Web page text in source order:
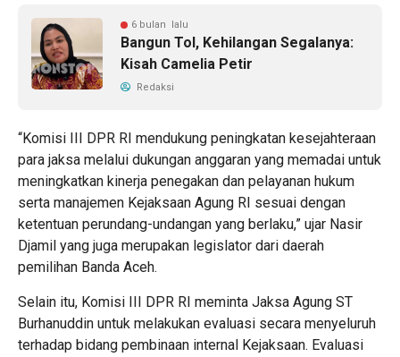
6 bulan lalu
Bangun Tol, Kehilangan Segalanya:
Kisah Camelia Petir
Redaksi
“Komisi III DPR RI mendukung peningkatan kesejahteraan
para jaksa melalui dukungan anggaran yang memadai untuk
meningkatkan kinerja penegakan dan pelayanan hukum
serta manajemen Kejaksaan Agung RI sesuai dengan
ketentuan perundang-undangan yang berlaku,” ujar Nasir
Djamil yang juga merupakan legislator dari daerah
pemilihan Banda Aceh.
Selain itu, Komisi III DPR RI meminta Jaksa Agung ST
Burhanuddin untuk melakukan evaluasi secara menyeluruh
terhadap bidang pembinaan internal Kejaksaan. Evaluasi